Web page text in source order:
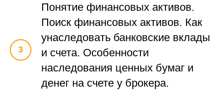
Понятие финансовых активов.
Поиск финансовых активов. Как
унаследовать банковские вклады
и счета. Особенности
наследования ценных бумаг и
денег на счете у брокера.